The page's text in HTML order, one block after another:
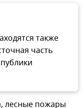
также
часть
лесные пожары